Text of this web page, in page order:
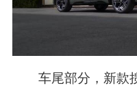
车尾部分，新款